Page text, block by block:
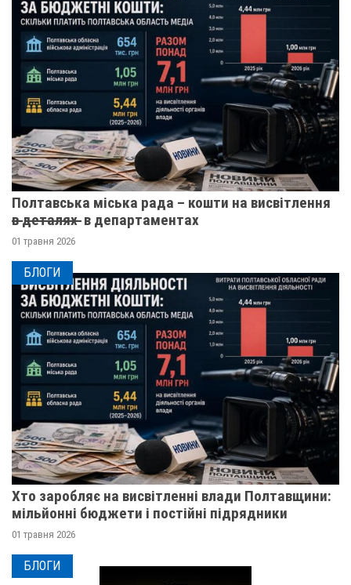
Полтавська міська рада – кошти на висвітлення
в̶ ̶д̶е̶т̶а̶л̶я̶х̶ ̶ в департаментах
01 травня 2026
БЛОГИ
Хто заробляє на висвітленні влади Полтавщини:
мільйонні бюджети і постійні підрядники
01 травня 2026
БЛОГИ